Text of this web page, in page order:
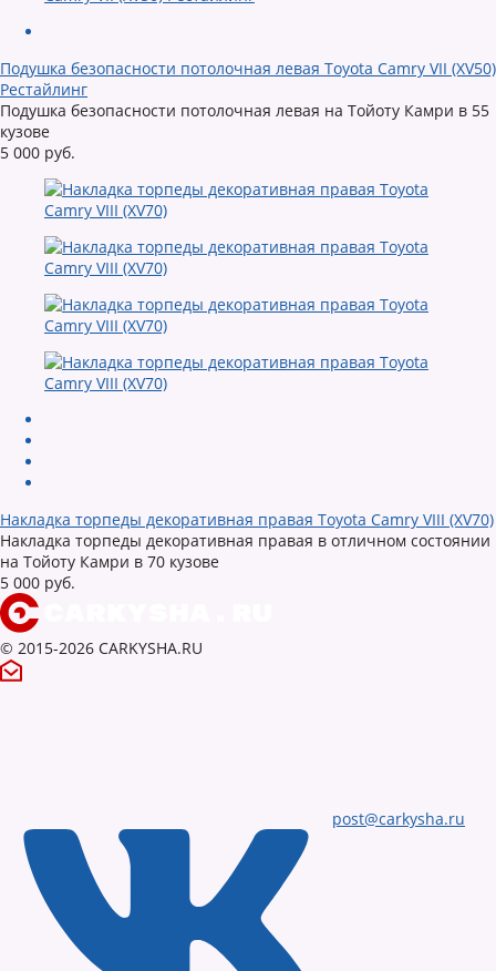
Подушка безопасности потолочная левая Toyota Camry VII (XV50)
Рестайлинг
Подушка безопасности потолочная левая на Тойоту Камри в 55
кузове
5 000 руб.
Накладка торпеды декоративная правая Toyota Camry VIII (XV70)
Накладка торпеды декоративная правая в отличном состоянии
на Тойоту Камри в 70 кузове
5 000 руб.
© 2015-2026 CARKYSHA.RU
post@carkysha.ru